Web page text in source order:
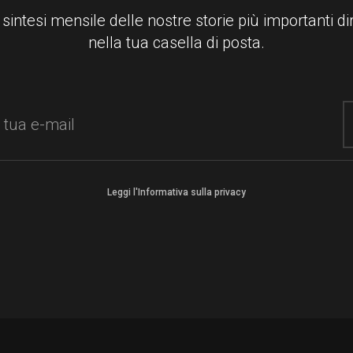
mensile delle nostre storie più importanti
nella tua casella di posta.
Leggi l'Informativa sulla privacy